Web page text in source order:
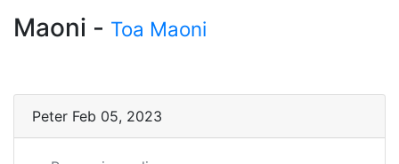
Maoni - Toa Maoni
Peter Feb 05, 2023